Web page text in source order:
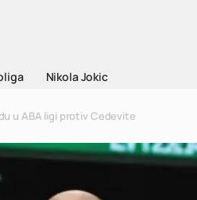
Nikola Jokic
u ABA ligi protiv Cedevite